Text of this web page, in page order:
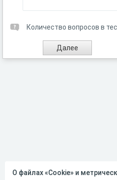
Количество вопросов в
О файлах «Cookie» и